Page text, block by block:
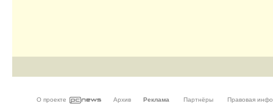
О проекте Архив Реклама Партнёры Правовая